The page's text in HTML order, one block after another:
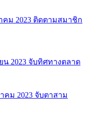
คม 2023 ติดตามสมาชิก
น 2023 จับทิศทางตลาด
คม 2023 จับตาสาม